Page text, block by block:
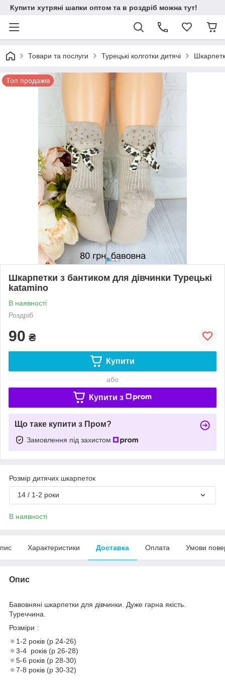
Купити хутряні шапки оптом та в роздріб можна тут!
Товари та послуги Турецькі колготки дитячі
Топ продажів
Шкарпетки з бантиком для дівчинки Турецькі
katamino
В наявності
Роздріб
90 ₴
Купити
або
Купити з
Що таке купити з Пром?
Замовлення під захистом
Розмір дитячих шкарпеток
14 / 1-2 роки
В наявності
Характеристики Доставка Оплата Умови
Опис
Бавовняні шкарпетки для дівчинки. Дуже гарна якість.
Туреччина.
Розміри :
🔅1-2 років (р 24-26)
🔅3-4 років (р 26-28)
🔅5-6 років (р 28-30)
🔅7-8 років (р 30-32)